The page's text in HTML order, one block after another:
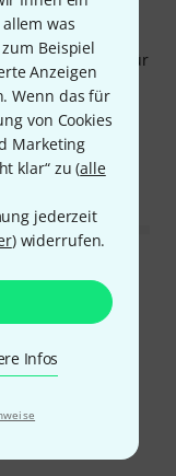
was
Beispiel
Anzeigen
Wenn das für
von Cookies
Marketing
klar“ zu (alle
jederzeit
) widerrufen.
Infos
einem Cover für
angegossen"
SL5C.